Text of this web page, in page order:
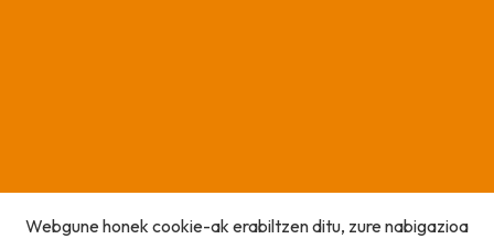
Webgune honek cookie-ak erabiltzen ditu, zure nabigazioa